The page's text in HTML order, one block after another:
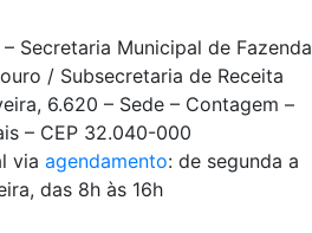
Secretaria Municipal de Fazenda
/ Subsecretaria de Receita
6.620 – Sede – Contagem –
– CEP 32.040-000
via agendamento: de segunda a
das 8h às 16h